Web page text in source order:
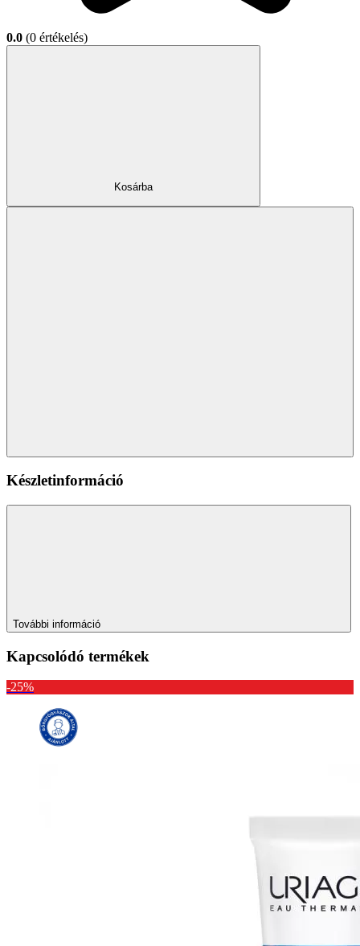
0.0 (0 értékelés)
Kosárba
Készletinformáció
További információ
Kapcsolódó termékek
-25%